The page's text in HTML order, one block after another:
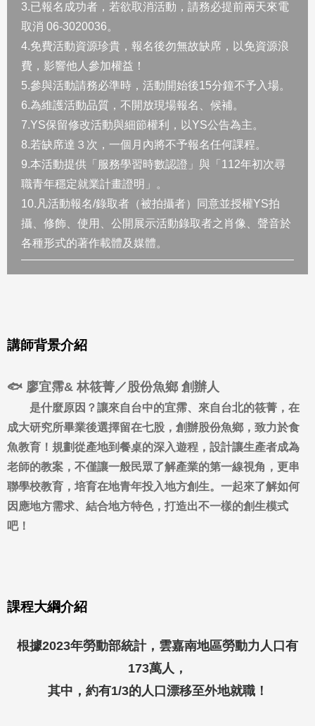
3.已報名成功者，若欲取消活動，請務必提前兩天來電
取消 06-3020036。
4.免費活動資源珍貴，報名後勿無故缺席，以免資源浪
費，影響他人參加權益！
5.參與活動請務必準時，活動開始後15分鐘不予入場。
6.為維護活動品質，不開放現場報名、候補。
7.YS保留修改活動與細節權利，以YS公告為主。
8.若缺席達３次，一個月內將不予報名任何課程。
9.本活動提供「服務學習時數認證」與「112年初次尋
職青年穩定就業計畫證明」。
10.凡活動報名/錄取者（被拍攝者）同意並授權YS拍
攝、修飾、使用、公開展示活動錄取者之肖像、聲音於
各種形式的著作載體及媒體。
講師背景介紹
🐟 廖宜霈& 林筱菁／股份魚鄉 創辦人
是什麼原因？讓來自台中的宜霈、來自台北的筱菁，在
成大研究所畢業後選擇留在七股，創辦股份魚鄉，致力於食
魚教育！規劃從產地到餐桌的深入遊程，設計讓生產者成為
老師的教案，不僅讓一般民眾了解產業的第一線視角，更串
聯學校教育，培育在地青年投入地方創生。一起來了解如何
因應地方需求、結合地方特色，打造出不一樣的創生模式
吧！
課程大綱介紹
根據2023年勞動部統計，雲嘉南地區勞動力人口有
173萬人，
其中，約有1/3的人口漂移至外地就職！